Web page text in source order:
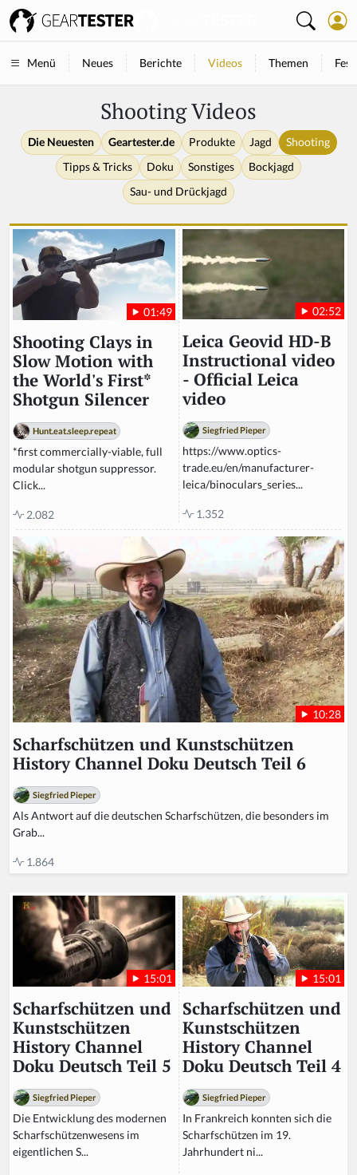
Menü Neues Berichte Videos Themen
Shooting Videos
Die Neuesten Geartester.de Produkte Jagd
Shooting
Tipps & Tricks
Doku Sonstiges
Bockjagd
Sau- und Drückjagd
01:49
Shooting Clays in
Slow Motion with
the World's First*
Shotgun Silencer
Hunt.eat.sleep.repeat
*first commercially-viable, full
modular shotgun suppressor.
Click...
2.082
02:52
Leica Geovid HD-B
Instructional video
- Official Leica
video
Siegfried Pieper
https://www.optics-
trade.eu/en/manufacturer-
leica/binoculars_series...
1.352
10:28
Scharfschützen und Kunstschützen
History Channel Doku Deutsch Teil 6
Siegfried Pieper
Als Antwort auf die deutschen Scharfschützen, die besonders im
Grab...
1.864
15:01
Scharfschützen und
Kunstschützen
History Channel
Doku Deutsch Teil 5
Siegfried Pieper
Die Entwicklung des modernen
Scharfschützenwesens im
eigentlichen S...
15:01
Scharfschützen und
Kunstschützen
History Channel
Doku Deutsch Teil 4
Siegfried Pieper
In Frankreich konnten sich die
Scharfschützen im 19.
Jahrhundert ni...